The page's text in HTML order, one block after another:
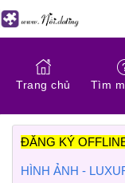
Trang chủ Tìm
ĐĂNG KÝ
HÌNH ẢNH -